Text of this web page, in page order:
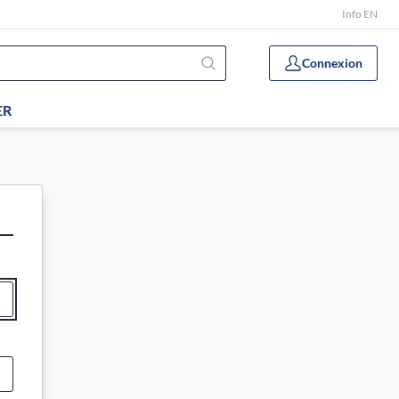
Info EN
Connexion